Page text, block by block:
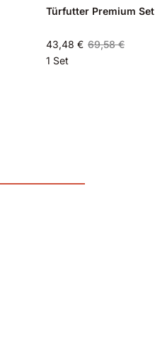
Türfutter Premium Set
43,48 € 69,58 €
1 Set